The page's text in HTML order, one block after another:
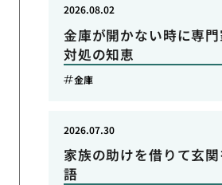
金庫が開かない時に専
対処の知恵
2026.08.02
金庫
家族の助けを借りて玄
語
2026.07.30